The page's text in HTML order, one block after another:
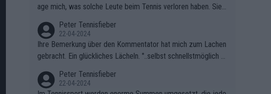
age mich, was solche Leute beim Tennis verloren haben. Sie s
ben.
Peter Tennisfieber
22-04-2024
Ihre Bemerkung über den Kommentator hat mich zum Lachen
gebracht. Ein glückliches Lächeln. "..selbst schnellstmöglich na
Peter Tennisfieber
22-04-2024